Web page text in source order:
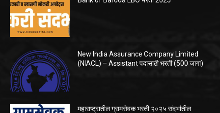
New India Assurance Company Limited
(NIACL) – Assistant पदासाठी भरती (500 जागा)
महाराष्ट्रातील ग्रामसेवक भरती २०२५ संदर्भातील